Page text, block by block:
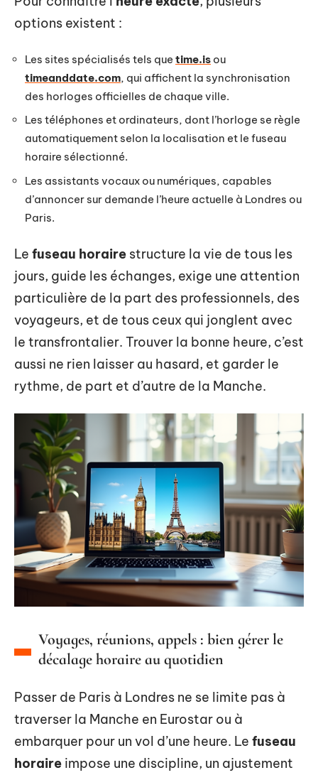
options existent :
Les sites spécialisés tels que time.is ou
timeanddate.com, qui affichent la synchronisation
des horloges officielles de chaque ville.
Les téléphones et ordinateurs, dont l’horloge se règle
automatiquement selon la localisation et le fuseau
horaire sélectionné.
Les assistants vocaux ou numériques, capables
d’annoncer sur demande l’heure actuelle à Londres ou
Paris.
Le fuseau horaire structure la vie de tous les
jours, guide les échanges, exige une attention
particulière de la part des professionnels, des
voyageurs, et de tous ceux qui jonglent avec
le transfrontalier. Trouver la bonne heure, c’est
aussi ne rien laisser au hasard, et garder le
rythme, de part et d’autre de la Manche.
Voyages, réunions, appels : bien gérer le
décalage horaire au quotidien
Passer de Paris à Londres ne se limite pas à
traverser la Manche en Eurostar ou à
embarquer pour un vol d’une heure. Le fuseau
horaire impose une discipline, un ajustement